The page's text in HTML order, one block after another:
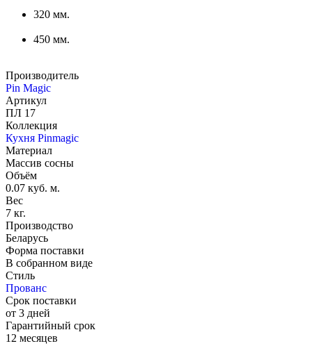
320 мм.
450 мм.
Производитель
Pin Magic
Артикул
ПЛ 17
Коллекция
Кухня Pinmagic
Материал
Массив сосны
Объём
0.07 куб. м.
Вес
7 кг.
Производство
Беларусь
Форма поставки
В собранном виде
Стиль
Прованс
Срок поставки
от 3 дней
Гарантийный срок
12 месяцев